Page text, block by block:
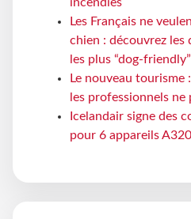
incendies
Les Français ne
chien : découvrez les
les plus “dog-friendly”
Le nouveau
les professionnels
Icelandair signe des
pour 6 appareils